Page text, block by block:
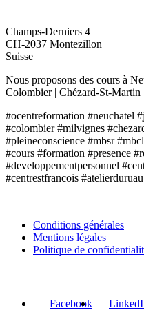
Champs-Derniers 4
CH-2037 Montezillon
Suisse
Nous proposons des cours à
Colombier | Chézard-St-
#ocentreformation #neuchatel
#colombier #milvignes
#pleineconscience #mbsr
#cours #formation #presence
#developpementpersonnel
#centrestfrancois
Conditions générales
Mentions légales
Politique de confidentialit
Facebook